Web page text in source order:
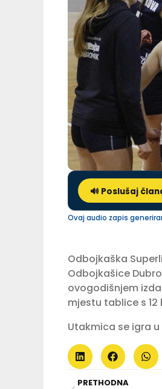
🔊 Poslušaj
Ovaj audio zapis
Odbojkaška
Odbojkašice
ovogodišnjem
mjestu tablice s
Utakmica se igra
PRETHODNA